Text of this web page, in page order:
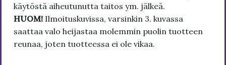
käytöstä aiheutunutta taitos ym. jälkeä.
HUOM! Ilmoituskuvissa, varsinkin 3. kuvassa
saattaa valo heijastaa molemmin puolin tuotteen
reunaa, joten tuotteessa ei ole vikaa.